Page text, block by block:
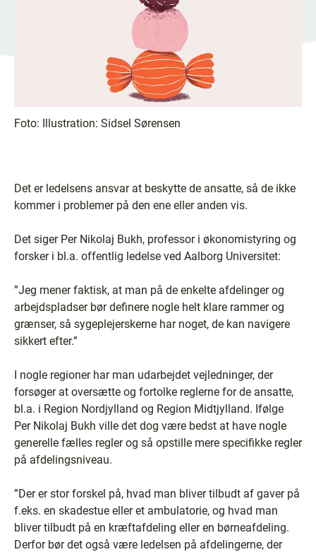
Foto: Illustration: Sidsel Sørensen
Det er ledelsens ansvar at beskytte de ansatte, så de ikke
kommer i problemer på den ene eller anden vis.
Det siger Per Nikolaj Bukh, professor i økonomistyring og
forsker i bl.a. offentlig ledelse ved Aalborg Universitet:
”Jeg mener faktisk, at man på de enkelte afdelinger og
arbejdspladser bør definere nogle helt klare rammer og
grænser, så sygeplejerskerne har noget, de kan navigere
sikkert efter.”
I nogle regioner har man udarbejdet vejledninger, der
forsøger at oversætte og fortolke reglerne for de ansatte,
bl.a. i Region Nordjylland og Region Midtjylland. Ifølge
Per Nikolaj Bukh ville det dog være bedst at have nogle
generelle fælles regler og så opstille mere specifikke regler
på afdelingsniveau.
”Der er stor forskel på, hvad man bliver tilbudt af gaver på
f.eks. en skadestue eller et ambulatorie, og hvad man
bliver tilbudt på en kræftafdeling eller en børneafdeling.
Derfor bør det også være ledelsen på afdelingerne, der